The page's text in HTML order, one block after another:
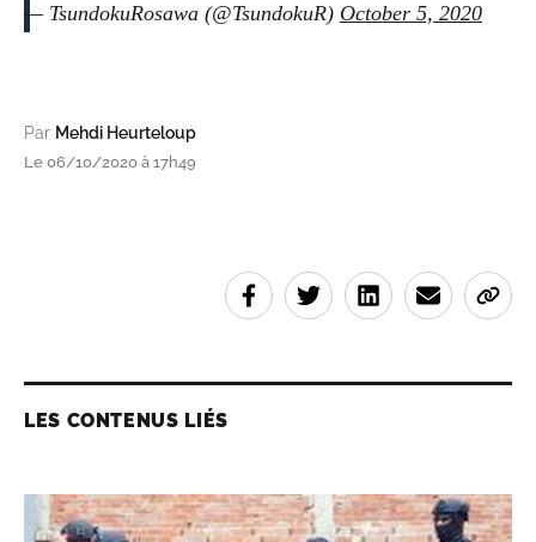
— TsundokuRosawa (@TsundokuR) October 5, 2020
Par Mehdi Heurteloup
Le 06/10/2020 à 17h49
LES CONTENUS LIÉS